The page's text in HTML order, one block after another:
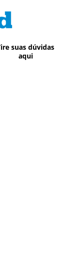
suas dúvidas
aqui